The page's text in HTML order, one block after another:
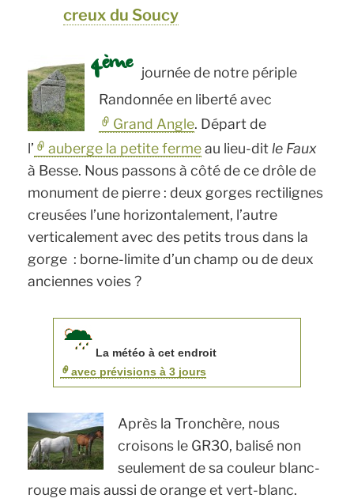
creux du Soucy
4ème journée de notre périple
Randonnée en liberté avec
Grand Angle. Départ de
l’
auberge la petite fermeau lieu-dit le Faux
à Besse. Nous passons à côté de ce drôle de
monument de pierre : deux gorges rectilignes
creusées l’une horizontalement, l’autre
verticalement avec des petits trous dans la
gorge : borne-limite d’un champ ou de deux
anciennes voies ?
La météo à cet endroit
avec prévisions à 3 jours
Après la Tronchère, nous
croisons le GR30, balisé non
seulement de sa couleur blanc-
rouge mais aussi de orange et vert-blanc.